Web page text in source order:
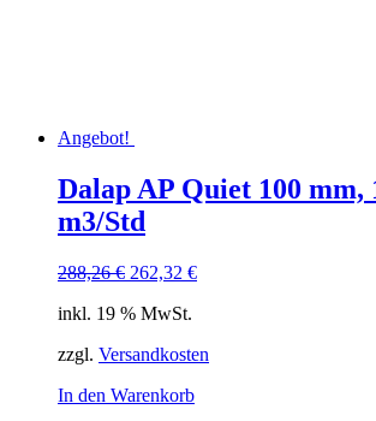
Angebot!
Dalap AP Quiet 100 mm,
m3/Std
288,26€ Ursprünglicher
war:
262,32 €Aktueller
inkl. 19 % MwSt.
zzgl. Versandkosten
In den Warenkorb